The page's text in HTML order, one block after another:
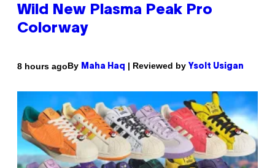
Wild New Plasma Peak Pro
Colorway
8 hours agoBy Maha Haq | Reviewed by Ysolt Usigan